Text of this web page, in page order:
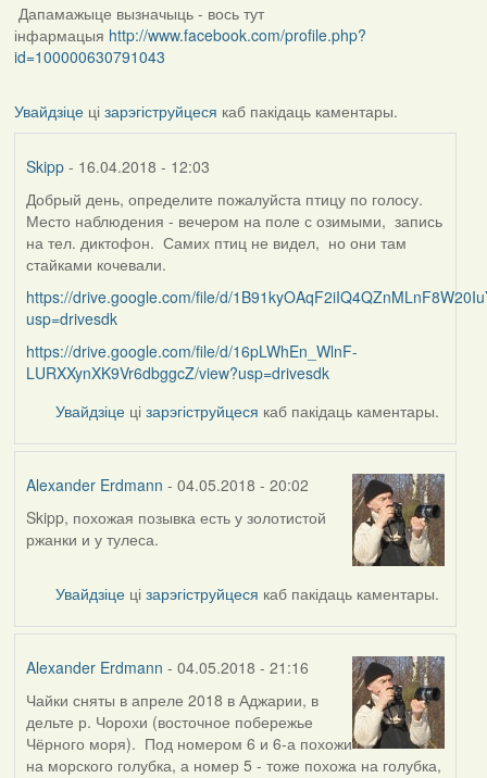
Дапамажыце вызначыць - вось тут
інфармацыя http://www.facebook.com/profile.php?
id=100000630791043
Увайдзіцеці зарэгіструйцеся каб пакідаць каментары.
Skipp- 16.04.2018 - 12:03
Добрый день, определите пожалуйста птицу по голосу.
Место наблюдения - вечером на поле с озимыми, запись
на тел. диктофон. Самих птиц не видел, но они там
стайками кочевали.
https://drive.google.com/file/d/
usp=drivesdk
https://drive.google.com/file/d/16pLWhEn_WlnF-
LURXXynXK9Vr6dbggcZ/view?usp=drivesdk
Увайдзіце цізарэгіструйцеся каб пакідаць каментары.
Alexander Erdmann - 04.05.2018 - 20:02
In
reply
Skipp, похожая позывка есть у золотистой
ржанки и у тулеса.
Увайдзіце цізарэгіструйцеся каб пакідаць каментары.
Alexander Erdmann - 04.05.2018 - 21:16
Чайки сняты в апреле 2018 в Аджарии, в
дельте р. Чорохи (восточное побережье
Чёрного моря). Под номером 6 и 6-а похожи
на морского голубка, а номер 5 - тоже похожа на голубка,